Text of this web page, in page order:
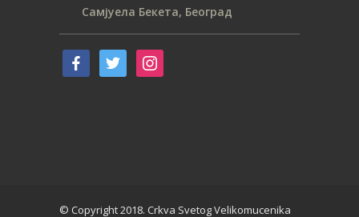
Самјуела Бекета, Београд
© Copyright 2018. Crkva Svetog Velikomucenika